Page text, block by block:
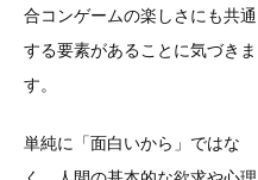
合コンゲームの楽しさにも共通
する要素があることに気づきま
す。
単純に「面白いから」ではな